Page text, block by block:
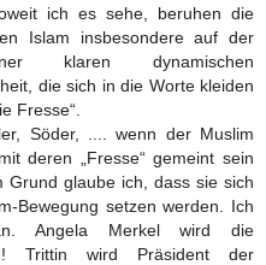
ich es sehe, beruhen die
Islam insbesondere auf der
klaren dynamischen
die sich in die Worte kleiden
Fresse“.
Söder, .... wenn der Muslim
deren „Fresse“ gemeint sein
Grund glaube ich, dass sie sich
Bewegung setzen werden. Ich
Angela Merkel wird die
Trittin wird Präsident der